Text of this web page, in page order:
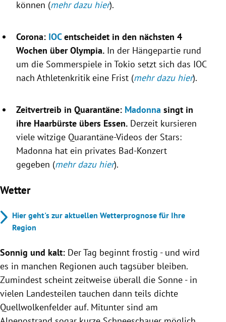
können (mehr dazu hier).
Corona: IOCentscheidet in den nächsten 4
Wochen überOlympia. In der Hängepartie rund
um die Sommerspiele in Tokio setzt sich das IOC
nach Athletenkritik eine Frist (mehr dazu hier).
Zeitvertreib in Quarantäne: Madonna singt in
ihre Haarbürste übers Essen. Derzeit kursieren
viele witzige Quarantäne-Videos der Stars:
Madonna hat ein privates Bad-Konzert
gegeben (mehr dazu hier).
Wetter
Hier geht's zur aktuellen Wetterprognose für Ihre
Region
Sonnig und kalt: Der Tag beginnt frostig - und wird
es in manchen Regionen auch tagsüber bleiben.
Zumindest scheint zeitweise überall die Sonne - in
vielen Landesteilen tauchen dann teils dichte
Quellwolkenfelder auf. Mitunter sind am